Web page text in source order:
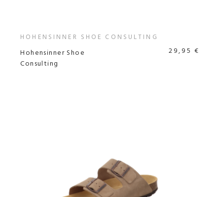
HOHENSINNER SHOE CONSULTING
Hohensinner Shoe
Consulting
29,95 €